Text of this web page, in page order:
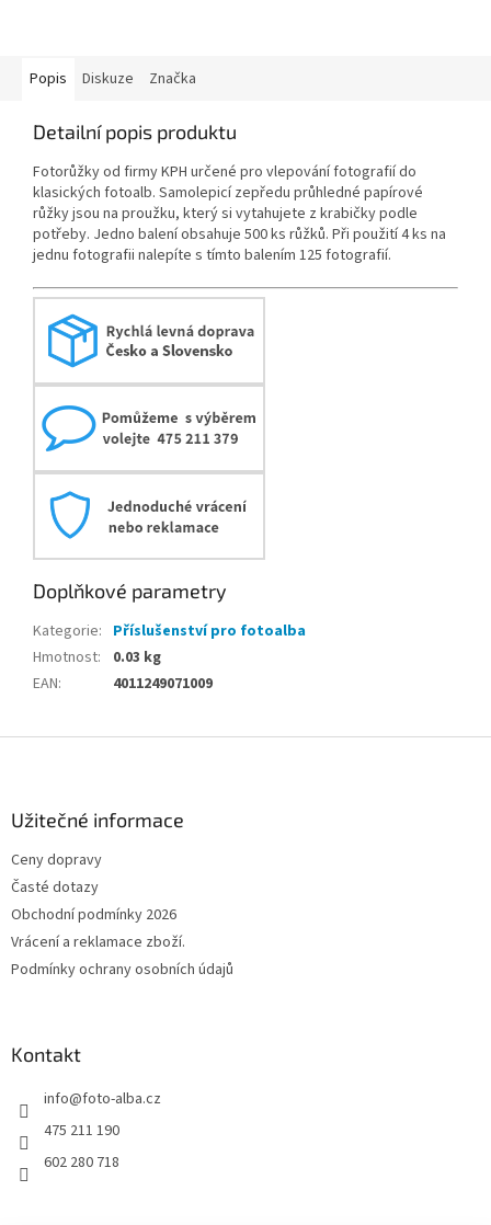
Popis Diskuze Značka
Detailní popis produktu
Fotorůžky od firmy KPH určené pro vlepování fotografií do
klasických fotoalb. Samolepicí zepředu průhledné papírové
růžky jsou na proužku, který si vytahujete z krabičky podle
potřeby. Jedno balení obsahuje 500 ks růžků. Při použití 4 ks na
jednu fotografii nalepíte s tímto balením 125 fotografií.
Doplňkové parametry
Kategorie: Příslušenství pro fotoalba
Hmotnost:
0.03 kg
EAN: 4011249071009
Užitečné informace
Ceny dopravy
Časté dotazy
Obchodní podmínky 2026
Vrácení a reklamace zboží.
Podmínky ochrany osobních údajů
Kontakt
info@foto-alba.cz
475 211 190
602 280 718